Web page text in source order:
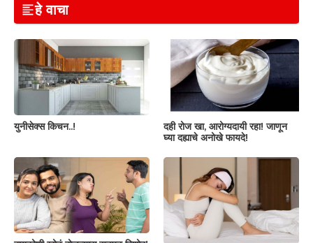
हे वाचा
युनीसेक्स किचन..!
दही रोज खा, आरोग्यदायी रहा! जाणून
घ्या दह्याचे अनोखे फायदे!